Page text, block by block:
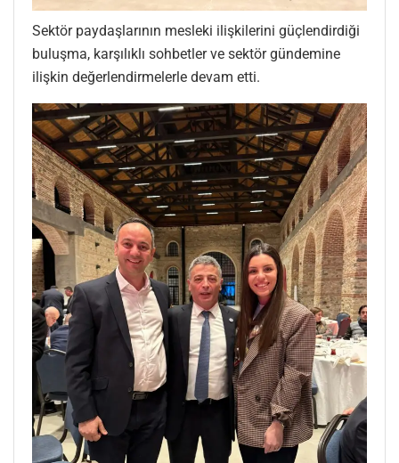
Sektör paydaşlarının mesleki ilişkilerini güçlendirdiği
buluşma, karşılıklı sohbetler ve sektör gündemine
ilişkin değerlendirmelerle devam etti.